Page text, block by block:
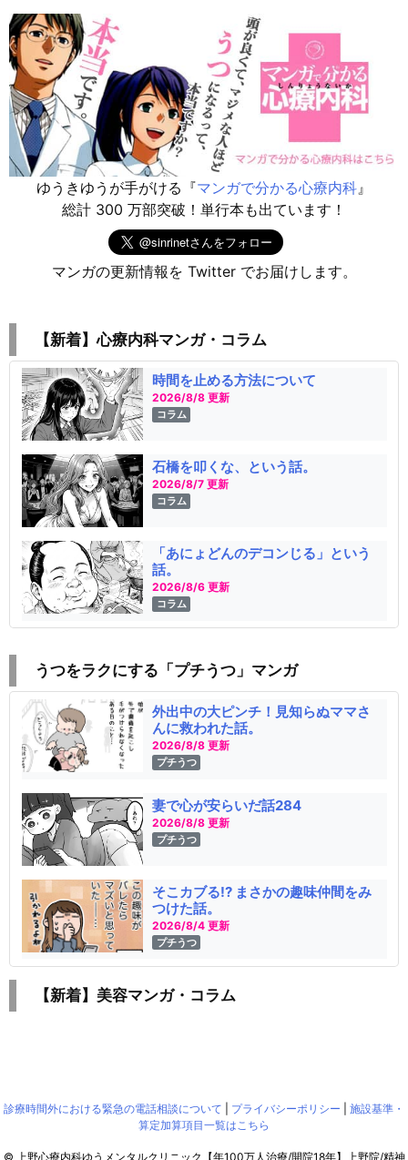
ゆうきゆうが手がける『マンガで分かる心療内科 』
総計 300 万部突破！単行本も出ています！
マンガの更新情報を Twitter でお届けします。
【新着】心療内科マンガ・コラム
時間を止める方法について
2026/8/8 更新
コラム
石橋を叩くな、という話。
2026/8/7 更新
コラム
「あにょどんのデコンじる」という
話。
2026/8/6 更新
コラム
うつをラクにする「プチうつ」マンガ
外出中の大ピンチ！見知らぬママさ
んに救われた話。
2026/8/8 更新
プチうつ
妻で心が安らいだ話284
2026/8/8 更新
プチうつ
そこカブる!? まさかの趣味仲間をみ
つけた話。
2026/8/4 更新
プチうつ
【新着】美容マンガ・コラム
診療時間外における緊急の電話相談について プライバシーポリシー
施設基準・
算定加算項目一覧はこちら
© 上野心療内科ゆうメンタルクリニック【年100万人治療/開院18年】上野院/精神